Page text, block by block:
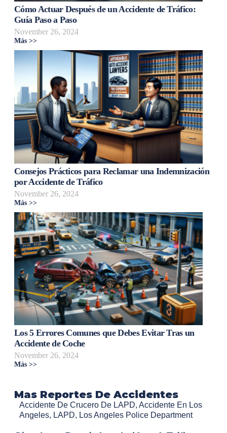
Cómo Actuar Después de un Accidente de Tráfico:
Guía Paso a Paso
November 26, 2024
Más >>
Consejos Prácticos para Reclamar una Indemnización
por Accidente de Tráfico
November 26, 2024
Más >>
Los 5 Errores Comunes que Debes Evitar Tras un
Accidente de Coche
November 26, 2024
Más >>
Mas Reportes De Accidentes
Accidente De Crucero De LAPD, Accidente En Los
Angeles, LAPD, Los Angeles Police Department